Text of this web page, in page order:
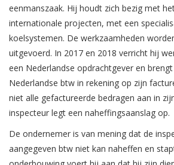
eenmanszaak. Hij houdt zich bezig met
internationale projecten, met een
koelsystemen. De werkzaamheden
uitgevoerd. In 2017 en 2018 verricht hij
een Nederlandse opdrachtgever en
Nederlandse btw in rekening op zijn
niet alle gefactureerde bedragen aan in
inspecteur legt een naheffingsaanslag op.
De ondernemer is van mening dat de
aangegeven btw niet kan naheffen en